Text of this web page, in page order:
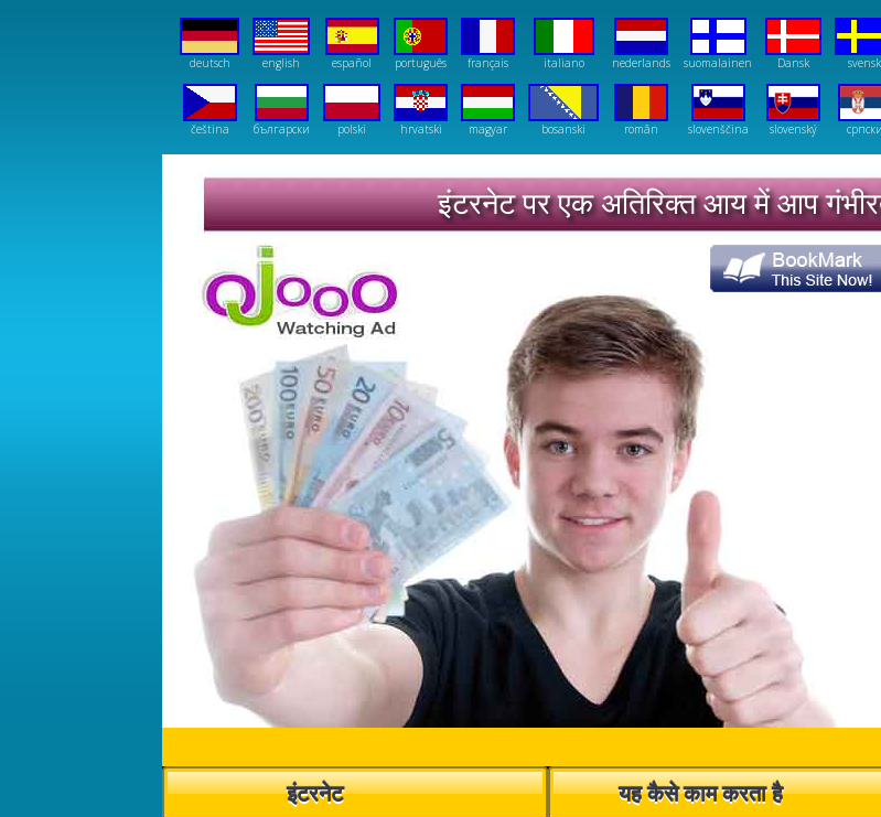
deutsch english español português français italiano nederlands suomalainen Dansk svensk
čeština български polski hrvatski magyar bosanski român slovenščina slovenský српски
OJOOO पीटीसी के साथ अनुभव. देखें विज्ञापन और इंटरनेट पर पैसा बनाने
SolarStrips - bharatiya
bharatiya - Instantly Ageless Jeunesse
bharatiya - Earn Money in Sports Betting
Forex trading: bharatiya
Earn on Cannabis plants: bharatiya
Slimming in Montreal
Weight management in Philadelphia
Fat burning diet in Phoenix
Diet plan in San Antonio
Lose weight in Houston
Weight reduction in San Diego
Slim down in Dallas
Reduce weight in Toronto
Diet in New York City
Burn fat not Carbs in Los Angeles
Weight loss in Chicago
Fat killer in Vancouver
इंटरनेट पर एक अतिरिक्त आय में आप
इंटरनेट यह कैसे काम करता है